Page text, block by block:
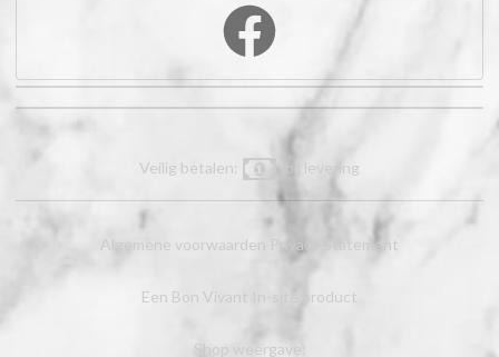
Veilig betalen: bij levering
Algemene voorwaarden Privacy Statement
Een Bon Vivant In-site product
Shop weergave: